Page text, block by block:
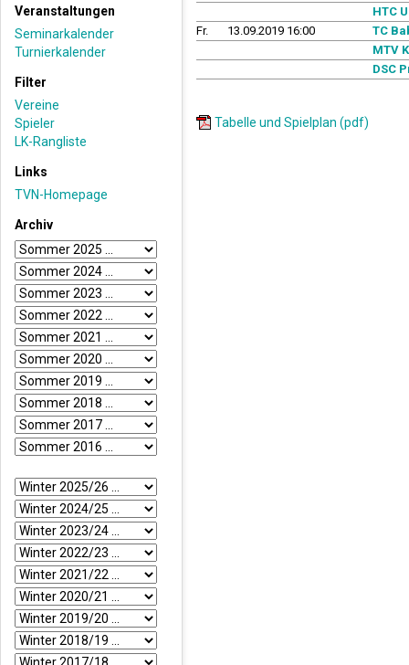
Veranstaltungen
Seminarkalender
Turnierkalender
Filter
Vereine
Spieler
LK-Rangliste
Links
TVN-Homepage
Archiv
HTC
Fr.
13.09.2019 16:00
TC
MTV
DSC
Tabelle und Spielplan (pdf)